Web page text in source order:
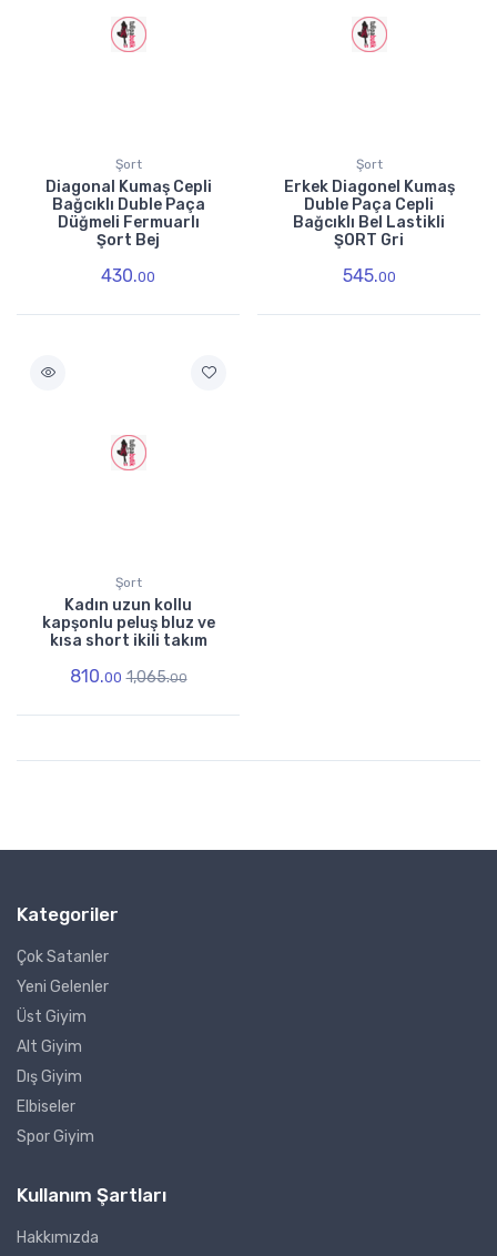
Şort
Diagonal Kumaş Cepli
Bağcıklı Duble Paça
Düğmeli Fermuarlı
Şort Bej
430.00
Şort
Erkek Diagonel Kumaş
Duble Paça Cepli
Bağcıklı Bel Lastikli
ŞORT Gri
545.00
Şort
Kadın uzun kollu
kapşonlu peluş bluz ve
kısa short ikili takım
810.00 1,065.00
Kategoriler
Çok Satanler
Yeni Gelenler
Üst Giyim
Alt Giyim
Dış Giyim
Elbiseler
Spor Giyim
Kullanım Şartları
Hakkımızda